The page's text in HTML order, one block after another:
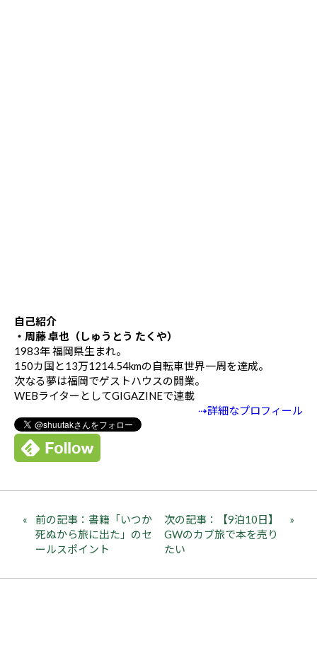
自己紹介
・周藤 卓也（しゅうとう たくや）
1983年 福岡県生まれ。
150カ国と13万1214.54kmの自転車世界一周を達成。
次なる夢は福岡でゲストハウスの開業。
WEBライターとしてGIGAZINEで連載
⇢詳細なプロフィール
前の記事：書籍「いつか
死ぬから旅に出た」のセ
ールスポイント
次の記事：【9泊10日】
GWのカブ旅で本を売り
たい